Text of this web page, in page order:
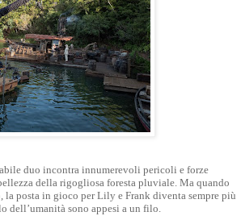
duo incontra innumerevoli pericoli e forze
della rigogliosa foresta pluviale. Ma quando
posta in gioco per Lily e Frank diventa sempre più
dell’umanità sono appesi a un filo.